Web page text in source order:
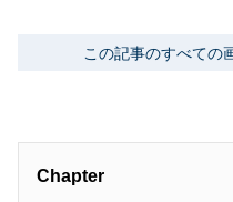
この記事のすべての
Chapter